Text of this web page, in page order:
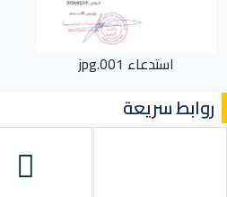
استدعاء 001.jpg
روابط سريعة